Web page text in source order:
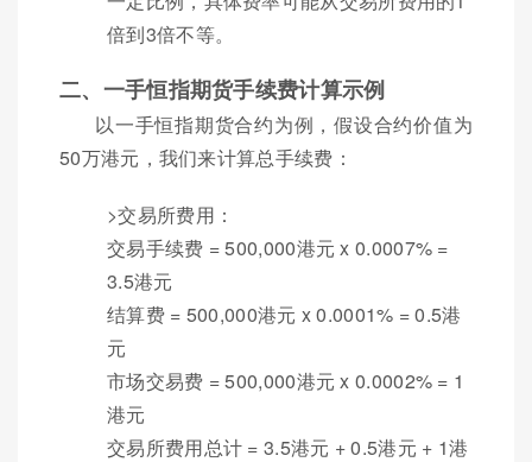
倍到3倍不等。
二、一手恒指期货手续费计算示例
以一手恒指期货合约为例，假设合约价值为
50万港元，我们来计算总手续费：
>交易所费用：
交易手续费 = 500,000港元 x 0.0007% =
3.5港元
结算费 = 500,000港元 x 0.0001% = 0.5港
元
市场交易费 = 500,000港元 x 0.0002% = 1
港元
交易所费用总计 = 3.5港元 + 0.5港元 + 1港